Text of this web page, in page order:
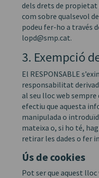
dels drets de
com sobre qualsevol
podeu fer-ho a través
lopd@smp.cat.
3. Exempció
El RESPONSABLE
responsabilitat
al seu lloc web
efectiu que aquesta
manipulada o
mateixa o, si ho té,
retirar les dades o fer
Ús de cookies
Pot ser que aquest